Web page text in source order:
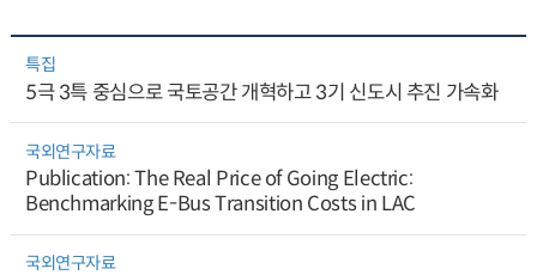
특집
5극 3특 중심으로 국토공간 개혁하고 3기 신도시 추진 가속화
국외연구자료
Publication: The Real Price of Going Electric:
Benchmarking E-Bus Transition Costs in LAC
국외연구자료